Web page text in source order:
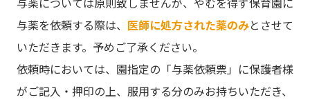
与薬を依頼する際は、 医師に処方された薬のみとさせて
いただきます。予めご了承ください。
依頼時においては、園指定の「与薬依頼票」に保護者様
がご記入・押印の上、服用する分のみお持ちいただき、